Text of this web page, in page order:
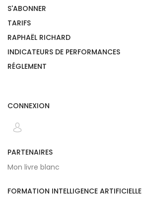
S'ABONNER
TARIFS
RAPHAËL RICHARD
INDICATEURS DE PERFORMANCES
RÉGLEMENT
CONNEXION
PARTENAIRES
Mon livre blanc
FORMATION INTELLIGENCE ARTIFICIELLE